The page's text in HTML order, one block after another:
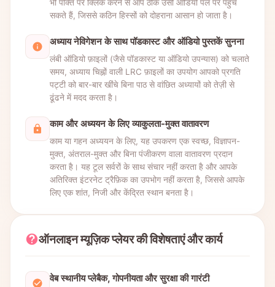
भी पंक्ति पर क्लिक करने से आप ठीक उसी ऑडियो पल पर पहुंच
सकते हैं, जिससे कठिन हिस्सों को दोहराना आसान हो जाता है।
अध्याय नेविगेशन के साथ पॉडकास्ट और ऑडियो पुस्तकें सुनना
लंबी ऑडियो फ़ाइलों (जैसे पॉडकास्ट या ऑडियो उपन्यास) को चलाते
समय, अध्याय चिह्नों वाली LRC फ़ाइलों का उपयोग आपको प्रगति
पट्टी को बार-बार खींचे बिना पाठ से वांछित अध्यायों को तेज़ी से
ढूंढने में मदद करता है।
काम और अध्ययन के लिए व्याकुलता-मुक्त वातावरण
काम या गहन अध्ययन के लिए, यह उपकरण एक स्वच्छ, विज्ञापन-
मुक्त, अंतराल-मुक्त और बिना पंजीकरण वाला वातावरण प्रदान
करता है। यह टूल सर्वरों के साथ संचार नहीं करता है और आपके
अतिरिक्त इंटरनेट ट्रैफ़िक का उपभोग नहीं करता है, जिससे आपके
लिए एक शांत, निजी और केंद्रित स्थान बनता है।
ऑनलाइन म्यूज़िक प्लेयर की विशेषताएं और कार्य
वेब स्थानीय प्लेबैक, गोपनीयता और सुरक्षा की गारंटी